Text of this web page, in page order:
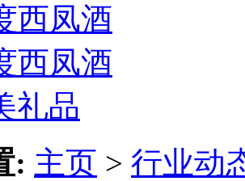
西凤酒
西凤酒
礼品
: 主页 > 行业动